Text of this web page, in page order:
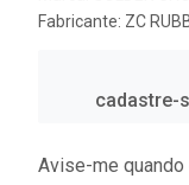
Fabricante: ZC
cadastre-
Avise-me quando